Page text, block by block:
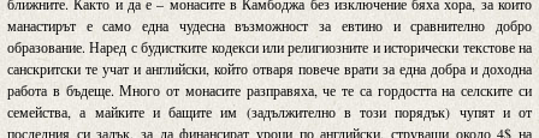
манастирът е само една чудесна възможност за евтино и сравнително добро
образование. Наред с будистките кодекси или религиозните и исторически текстове на
санскритски те учат и английски, който отваря повече врати за една добра и доходна
работа в бъдеще. Много от монасите разправяха, че те са гордостта на селските си
семейства, а майките и бащите им (задължително в този порядък) чупят и от
последния си залък, за да финансират уроци по английски, струващи около 4$ на